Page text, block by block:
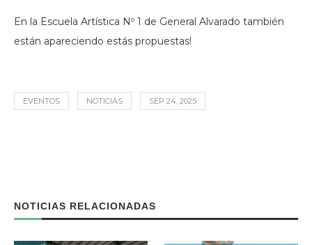
En la Escuela Artística Nº 1 de General Alvarado también
están apareciendo estás propuestas!
EVENTOS NOTICIAS SEP 24, 2025
NOTICIAS RELACIONADAS